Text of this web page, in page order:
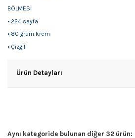
BÖLMESİ
• 224 sayfa
• 80 gram krem
• Çizgili
Ürün Detayları
Aynı kategoride bulunan diğer 32 ürün: